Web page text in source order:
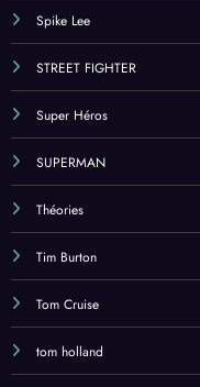
Spike Lee
STREET FIGHTER
Super Héros
SUPERMAN
Théories
Tim Burton
Tom Cruise
tom holland